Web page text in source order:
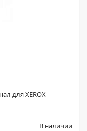
для XEROX
В наличии